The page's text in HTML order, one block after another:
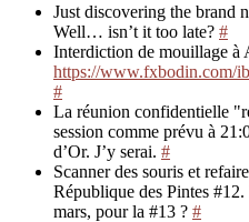
Just discovering the brand
Well… isn’t it too late? #
Interdiction de mouillage à
https://www.fxbodin.com/
#
La réunion confidentielle
session comme prévu à
d’Or. J’y serai. #
Scanner des souris et
République des Pintes
mars, pour la #13 ? #